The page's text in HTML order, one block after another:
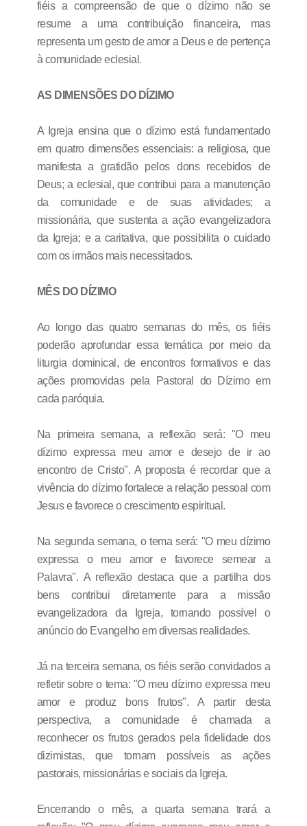
fiéis a compreensão de que o dízimo não se
resume a uma contribuição financeira, mas
representa um gesto de amor a Deus e de pertença
à comunidade eclesial.
AS DIMENSÕES DO DÍZIMO
A Igreja ensina que o dízimo está fundamentado
em quatro dimensões essenciais: a religiosa, que
manifesta a gratidão pelos dons recebidos de
Deus; a eclesial, que contribui para a manutenção
da comunidade e de suas atividades; a
missionária, que sustenta a ação evangelizadora
da Igreja; e a caritativa, que possibilita o cuidado
com os irmãos mais necessitados.
MÊS DO DÍZIMO
Ao longo das quatro semanas do mês, os fiéis
poderão aprofundar essa temática por meio da
liturgia dominical, de encontros formativos e das
ações promovidas pela Pastoral do Dízimo em
cada paróquia.
Na primeira semana, a reflexão será: "O meu
dízimo expressa meu amor e desejo de ir ao
encontro de Cristo". A proposta é recordar que a
vivência do dízimo fortalece a relação pessoal com
Jesus e favorece o crescimento espiritual.
Na segunda semana, o tema será: "O meu dízimo
expressa o meu amor e favorece semear a
Palavra". A reflexão destaca que a partilha dos
bens contribui diretamente para a missão
evangelizadora da Igreja, tornando possível o
anúncio do Evangelho em diversas realidades.
Já na terceira semana, os fiéis serão convidados a
refletir sobre o tema: "O meu dízimo expressa meu
amor e produz bons frutos". A partir desta
perspectiva, a comunidade é chamada a
reconhecer os frutos gerados pela fidelidade dos
dizimistas, que tornam possíveis as ações
pastorais, missionárias e sociais da Igreja.
Encerrando o mês, a quarta semana trará a